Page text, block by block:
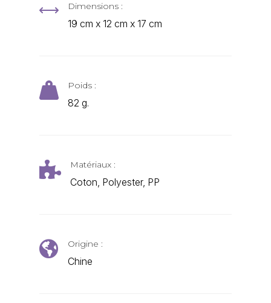
, Dimensions :
19 cm x 12 cm x 17 cm
 Poids :
82 g.
 Matériaux :
Coton, Polyester, PP
 Origine :
Chine